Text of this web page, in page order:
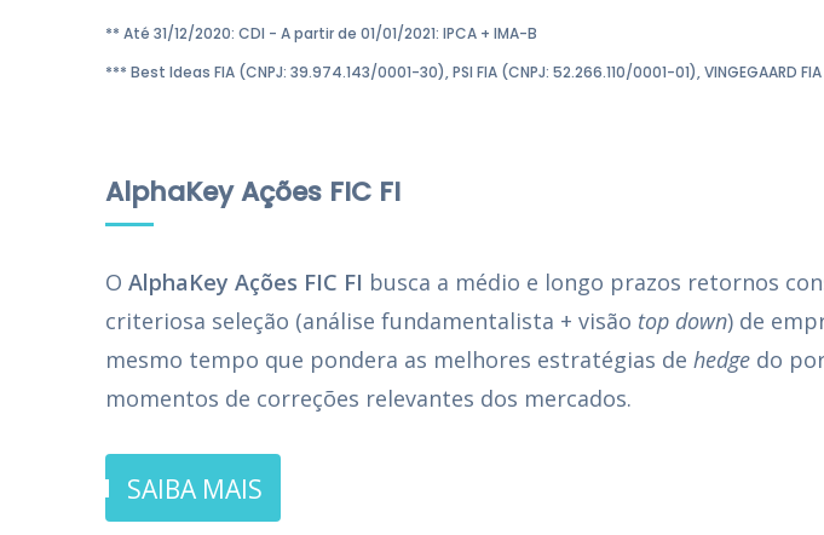
** Até 31/12/2020: CDI - A partir de 01/01/2021: IPCA + IMA-B
*** Best Ideas FIA (CNPJ: 39.974.143/0001-30), PSI FIA (CNPJ: 52.266.110/0001-01), VINGEGAARD
AlphaKey Ações FIC FI
O AlphaKey Ações FIC FI busca a médio e longo prazos retornos
criteriosa seleção (análise fundamentalista + visão top down) de
mesmo tempo que pondera as melhores estratégias de hedge do
momentos de correções relevantes dos mercados.
SAIBA MAIS